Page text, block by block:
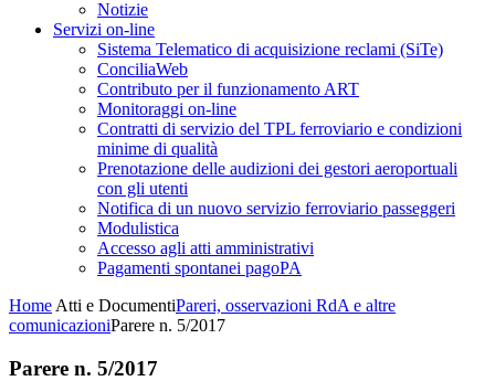
Notizie
Servizi on-line
Sistema Telematico di acquisizione reclami (SiTe)
ConciliaWeb
Contributo per il funzionamento ART
Monitoraggi on-line
Contratti di servizio del TPL ferroviario e condizioni
minime di qualità
Prenotazione delle audizioni dei gestori aeroportuali
con gli utenti
Notifica di un nuovo servizio ferroviario passeggeri
Modulistica
Accesso agli atti amministrativi
Pagamenti spontanei pagoPA
Home Atti e DocumentiPareri, osservazioni RdA e altre
comunicazioniParere n. 5/2017
Parere n. 5/2017